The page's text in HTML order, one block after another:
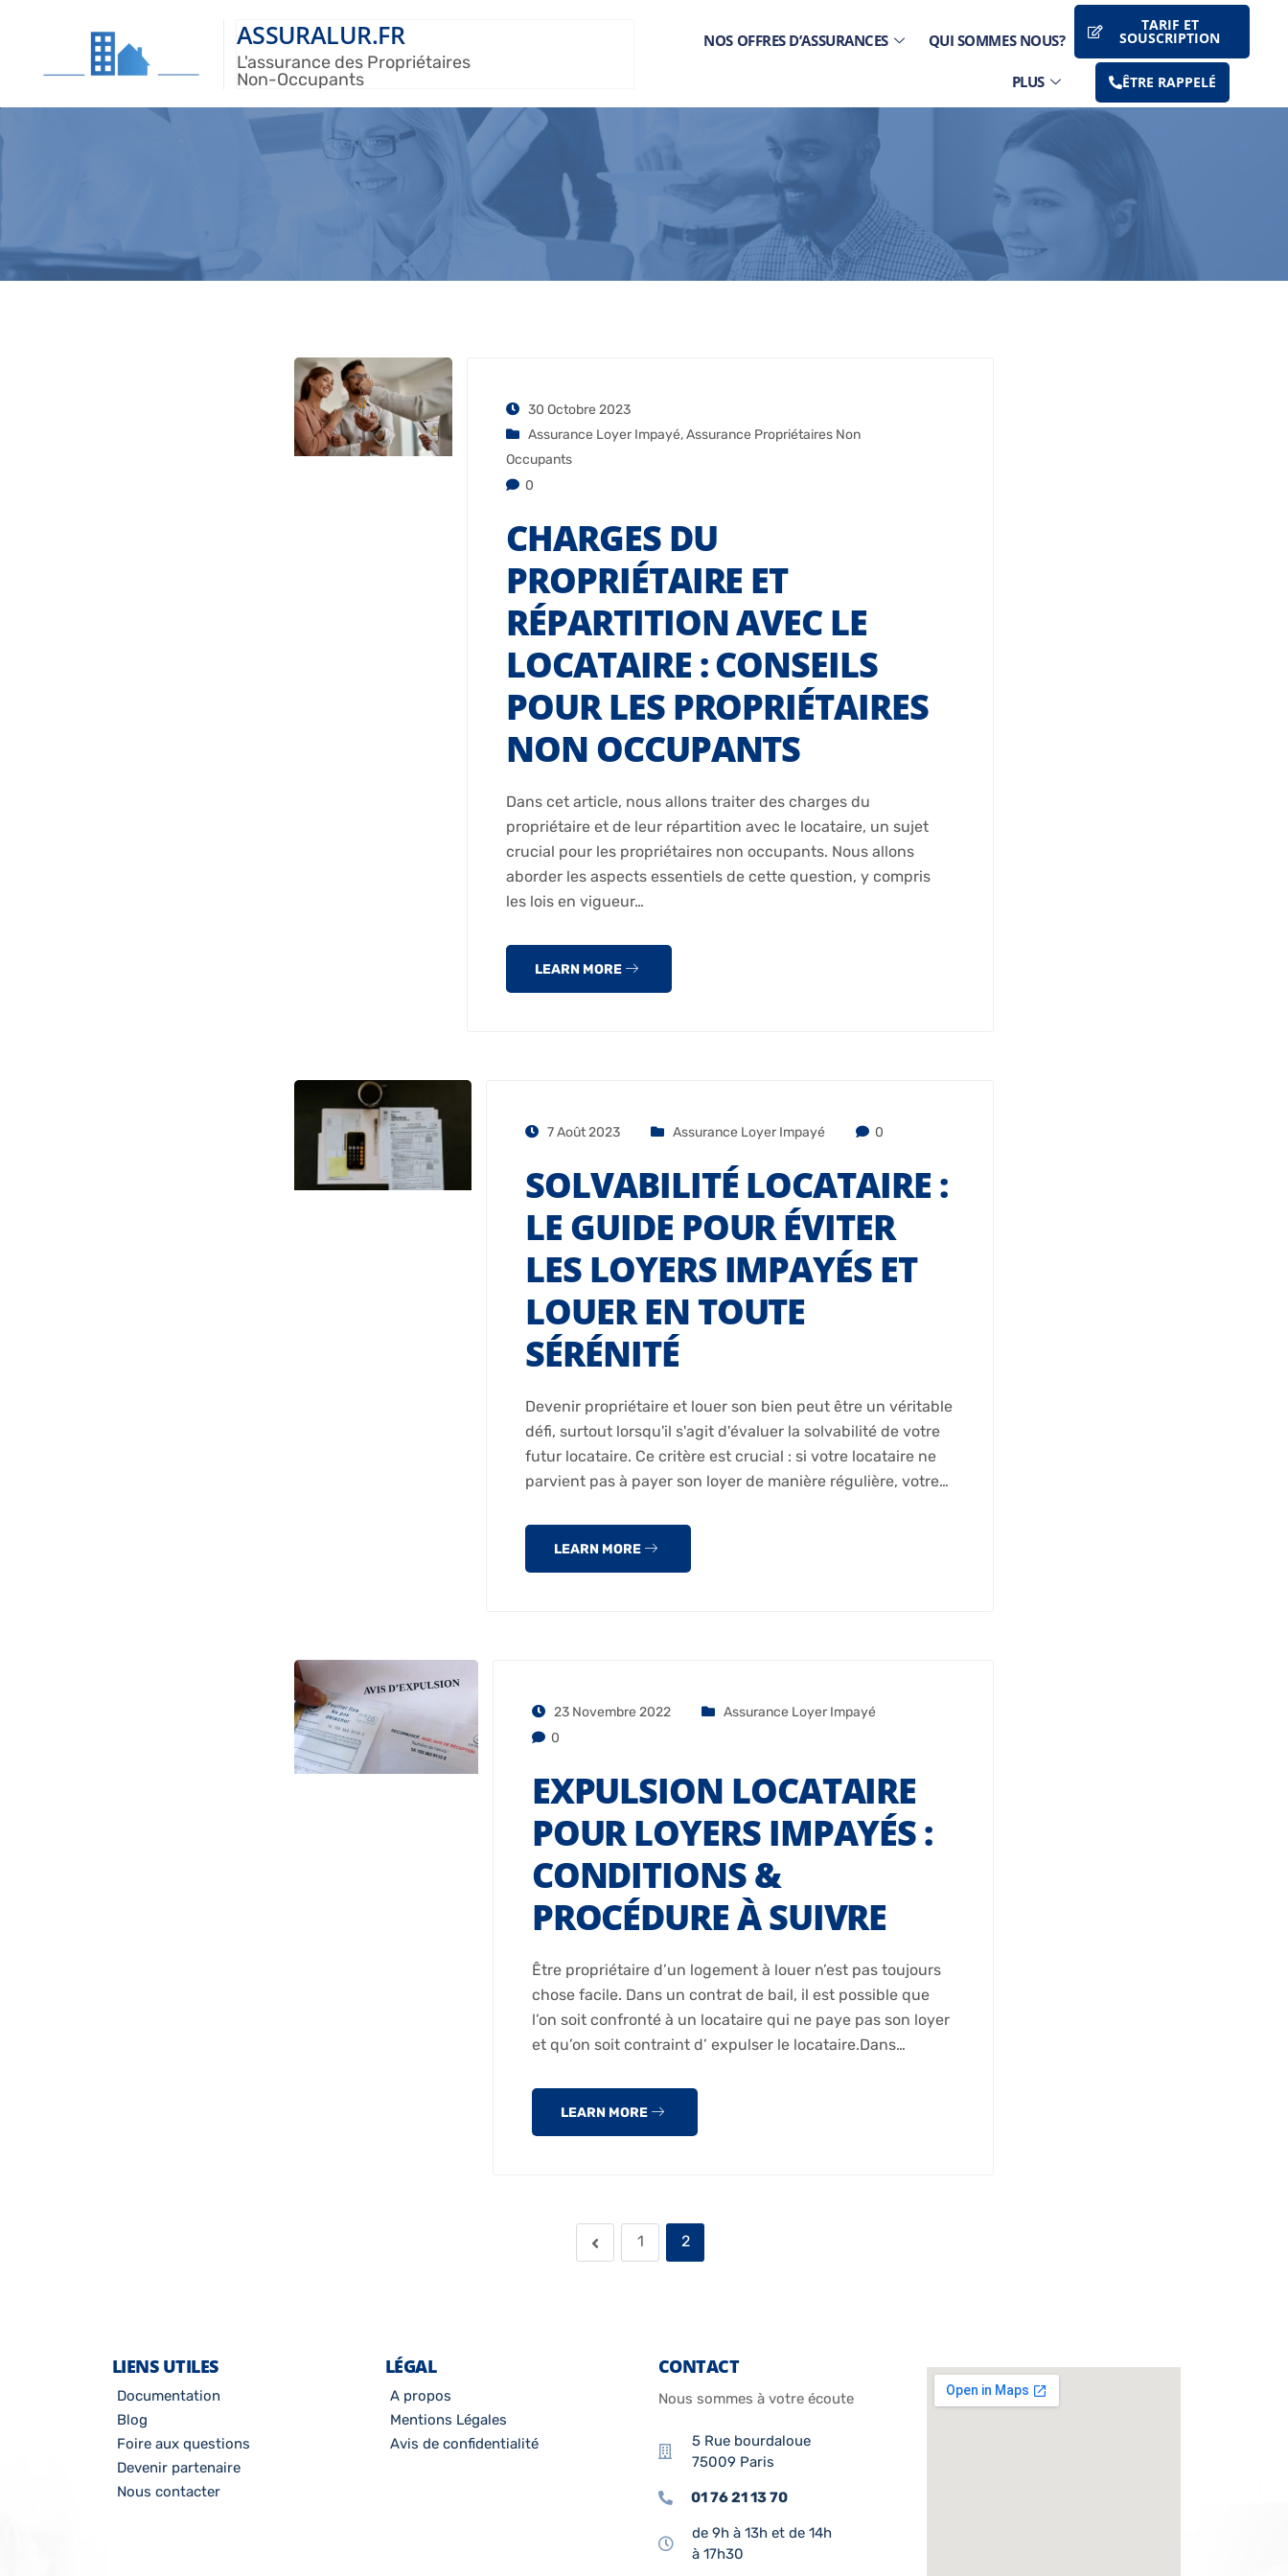
ASSURALUR.FR
L'assurance des Propriétaires
Non-Occupants
NOS OFFRES D’ASSURANCES QUI SOMMES NOUS?
PLUS
TARIF ET
SOUSCRIPTION
ÊTRE RAPPELÉ
30 Octobre 2023
Assurance Loyer Impayé,Assurance Propriétaires Non
Occupants
0
CHARGES DU
PROPRIÉTAIRE ET
RÉPARTITION AVEC LE
LOCATAIRE : CONSEILS
POUR LES PROPRIÉTAIRES
NON OCCUPANTS
Dans cet article, nous allons traiter des charges du
propriétaire et de leur répartition avec le locataire, un sujet
crucial pour les propriétaires non occupants. Nous allons
aborder les aspects essentiels de cette question, y compris
les lois en vigueur…
LEARN MORE
7 Août 2023 Assurance Loyer Impayé 0
SOLVABILITÉ LOCATAIRE :
LE GUIDE POUR ÉVITER
LES LOYERS IMPAYÉS ET
LOUER EN TOUTE
SÉRÉNITÉ
Devenir propriétaire et louer son bien peut être un véritable
défi, surtout lorsqu'il s'agit d'évaluer la solvabilité de votre
futur locataire. Ce critère est crucial : si votre locataire ne
parvient pas à payer son loyer de manière régulière, votre…
LEARN MORE
23 Novembre 2022
Assurance Loyer Impayé
0
EXPULSION LOCATAIRE
POUR LOYERS IMPAYÉS :
CONDITIONS &
PROCÉDURE À SUIVRE
Être propriétaire d’un logement à louer n’est pas toujours
chose facile. Dans un contrat de bail, il est possible que
l’on soit confronté à un locataire qui ne paye pas son loyer
et qu’on soit contraint d’ expulser le locataire.Dans…
LEARN MORE
1 2
LIENS UTILES
Documentation
Blog
Foire aux questions
Devenir partenaire
Nous contacter
LÉGAL
A propos
Mentions Légales
Avis de confidentialité
CONTACT
Nous sommes à votre écoute
5 Rue bourdaloue
75009 Paris
01 76 21 13 70
de 9h à 13h et de 14h
à 17h30